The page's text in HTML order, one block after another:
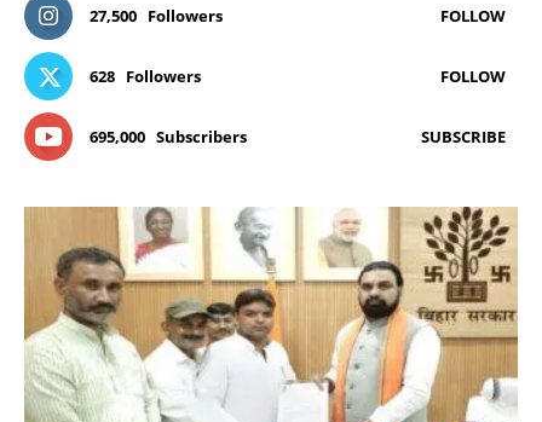
27,500 Followers FOLLOW
628 Followers FOLLOW
695,000 Subscribers SUBSCRIBE